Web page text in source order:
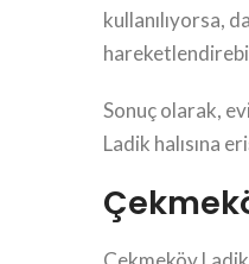
kullanılıyorsa,
Sonuç olarak,
Ladik halısına